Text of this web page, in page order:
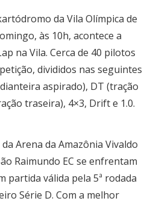
da Vila Olímpica de
às 10h, acontece a
na Vila. Cerca de 40 pilotos
divididos nas seguintes
aspirado), DT (tração
traseira), 4×3, Drift e 1.0.
Arena da Amazônia Vivaldo
Raimundo EC se enfrentam
partida válida pela 5ª rodada
Série D. Com a melhor